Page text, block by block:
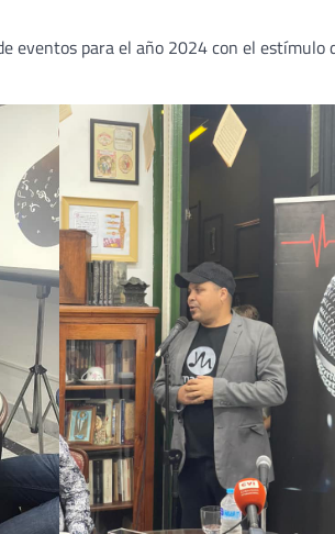
eventos para el año 2024 con el estímulo